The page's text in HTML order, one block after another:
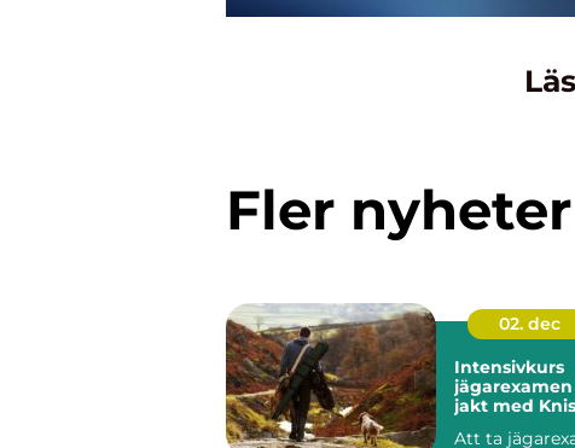
Fler nyheter
02. dec
Intensivkurs
jakt med
Att ta